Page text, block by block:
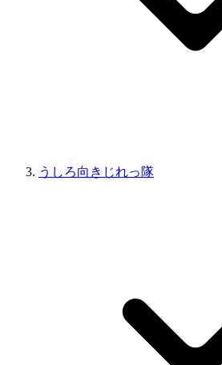
うしろ向きじれっ隊